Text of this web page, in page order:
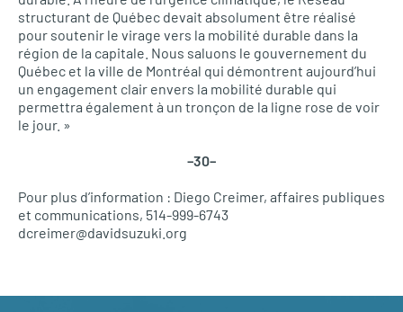
structurant de Québec devait absolument être réalisé
pour soutenir le virage vers la mobilité durable dans la
région de la capitale. Nous saluons le gouvernement du
Québec et la ville de Montréal qui démontrent aujourd’hui
un engagement clair envers la mobilité durable qui
permettra également à un tronçon de la ligne rose de voir
le jour. »
–30–
Pour plus d’information : Diego Creimer, affaires publiques
et communications, 514-999-6743
dcreimer@davidsuzuki.org